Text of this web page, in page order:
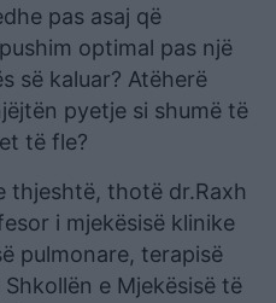
pas asaj që
optimal pas një
së kaluar? Atëherë
pyetje si shumë të
të fle?
thjeshtë, thotë dr.Raxh
i mjekësisë klinike
pulmonare, terapisë
e Mjekësisë të